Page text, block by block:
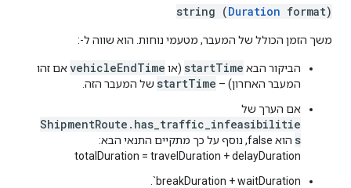
string (Duration format)
משך הזמן הכולל של המעבר, מטעמי נוחות. הוא שווה ל-:
הביקור הבא startTime (או vehicleEndTimeאם זהו
המעבר האחרון) – startTime של המעבר הזה.
אם הערך של
ShipmentRoute.has_traffic_infeasibilitie
s
הוא false, נוסף על כך מתקיים התנאי הבא:
‎totalDuration = travelDuration + delayDuration
breakDuration + waitDuration`.